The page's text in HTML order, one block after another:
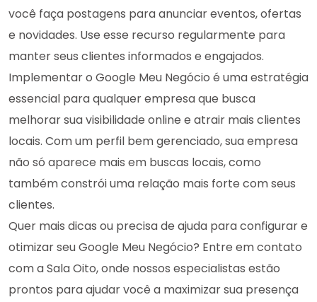
você faça postagens para anunciar eventos, ofertas
e novidades. Use esse recurso regularmente para
manter seus clientes informados e engajados.
Implementar o Google Meu Negócio é uma estratégia
essencial para qualquer empresa que busca
melhorar sua visibilidade online e atrair mais clientes
locais. Com um perfil bem gerenciado, sua empresa
não só aparece mais em buscas locais, como
também constrói uma relação mais forte com seus
clientes.
Quer mais dicas ou precisa de ajuda para configurar e
otimizar seu Google Meu Negócio? Entre em contato
com a Sala Oito, onde nossos especialistas estão
prontos para ajudar você a maximizar sua presença